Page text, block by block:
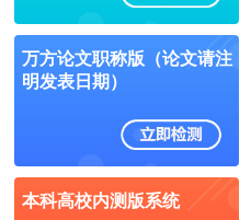
万方论文职称版（论文请注
明发表日期）
本科高校内测版系统